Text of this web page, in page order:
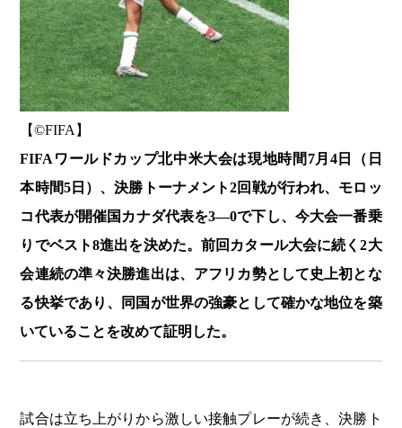
【©️FIFA】
FIFAワールドカップ北中米大会は現地時間7月4日（日
本時間5日）、決勝トーナメント2回戦が行われ、モロッ
コ代表が開催国カナダ代表を3―0で下し、今大会一番乗
りでベスト8進出を決めた。前回カタール大会に続く2大
会連続の準々決勝進出は、アフリカ勢として史上初とな
る快挙であり、同国が世界の強豪として確かな地位を築
いていることを改めて証明した。
試合は立ち上がりから激しい接触プレーが続き、決勝ト